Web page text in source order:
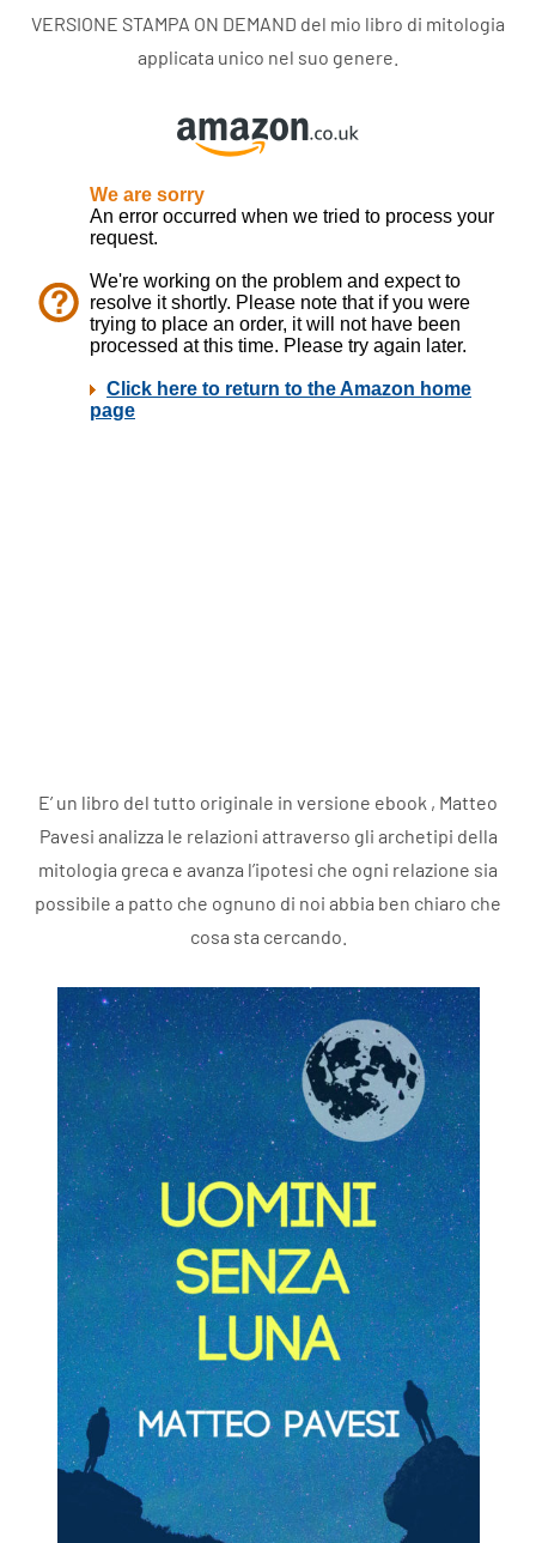
VERSIONE STAMPA ON DEMAND del mio libro di mitologia
applicata unico nel suo genere.
E’ un libro del tutto originale in versione ebook , Matteo
Pavesi analizza le relazioni attraverso gli archetipi della
mitologia greca e avanza l’ipotesi che ogni relazione sia
possibile a patto che ognuno di noi abbia ben chiaro che
cosa sta cercando.